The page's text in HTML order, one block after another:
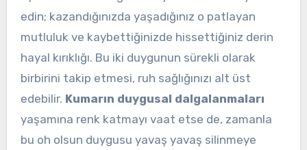
edin; kazandığınızda yaşadığınız o patlayan
mutluluk ve kaybettiğinizde hissettiğiniz derin
hayal kırıklığı. Bu iki duygunun sürekli olarak
birbirini takip etmesi, ruh sağlığınızı alt üst
edebilir. Kumarın duygusal dalgalanmaları
yaşamına renk katmayı vaat etse de, zamanla
bu oh olsun duygusu yavaş yavaş silinmeye